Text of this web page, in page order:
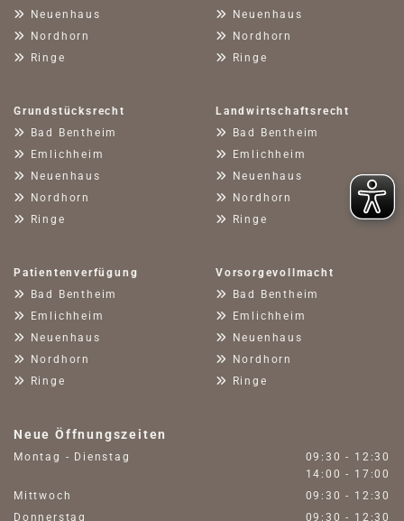
 Neuenhaus
 Nordhorn
 Ringe
 Neuenhaus
 Nordhorn
 Ringe
Grundstücksrecht
 Bad Bentheim
 Emlichheim
 Neuenhaus
 Nordhorn
 Ringe
Landwirtschaftsrecht
 Bad Bentheim
 Emlichheim
 Neuenhaus
 Nordhorn
 Ringe
Patientenverfügung
 Bad Bentheim
 Emlichheim
 Neuenhaus
 Nordhorn
 Ringe
Vorsorgevollmacht
 Bad Bentheim
 Emlichheim
 Neuenhaus
 Nordhorn
 Ringe
Neue Öffnungszeiten
Montag - Dienstag
09:30 - 12:30
14:00 - 17:00
Mittwoch
09:30 - 12:30
Donnerstag
09:30 - 12:30